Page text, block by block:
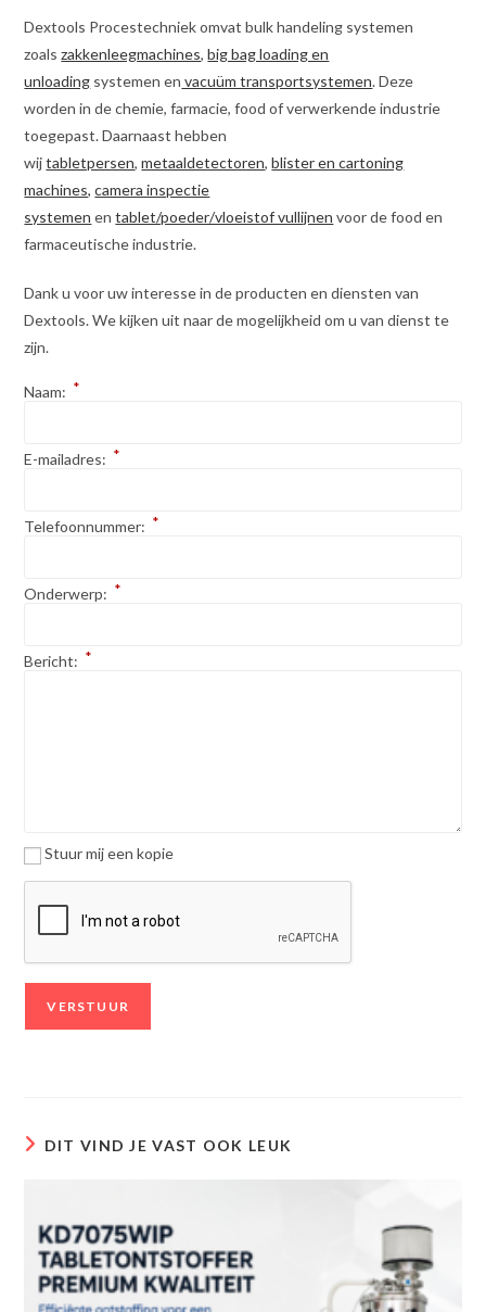
Dextools Procestechniek omvat bulk handeling systemen
zoalszakkenleegmachines,big bag loading en
unloading systemen en vacuüm transportsystemen. Deze
worden in de chemie, farmacie, food of verwerkende industrie
toegepast. Daarnaast hebben
wijtabletpersen,metaaldetectoren,blister en cartoning
machines, camera inspectie
systemen entablet/poeder/vloeistof vullijnen voor de food en
farmaceutische industrie.
Dank u voor uw interesse in de producten en diensten van
Dextools. We kijken uit naar de mogelijkheid om u van dienst te
zijn.
Naam: *
E-mailadres: *
Telefoonnummer: *
Onderwerp: *
Bericht: *
Stuur mij een kopie
DIT VIND JE VAST OOK LEUK